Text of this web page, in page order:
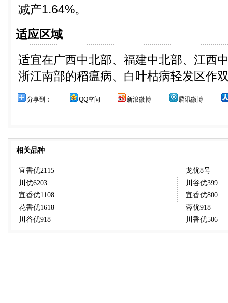
减产1.64%。
适应区域
适宜在广西中北部、福建中北部、江西
浙江南部的稻瘟病、白叶枯病轻发区作
分享到： QQ空间 新浪微博 腾讯微博
相关品种
宜香优2115
川优6203
宜香优1108
花香优1618
川谷优918
龙优8号
川谷优399
宜香优800
蓉优918
川香优506